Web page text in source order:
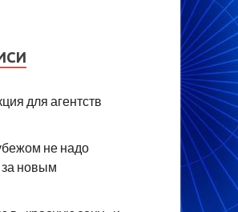
для агентств
не надо
новым